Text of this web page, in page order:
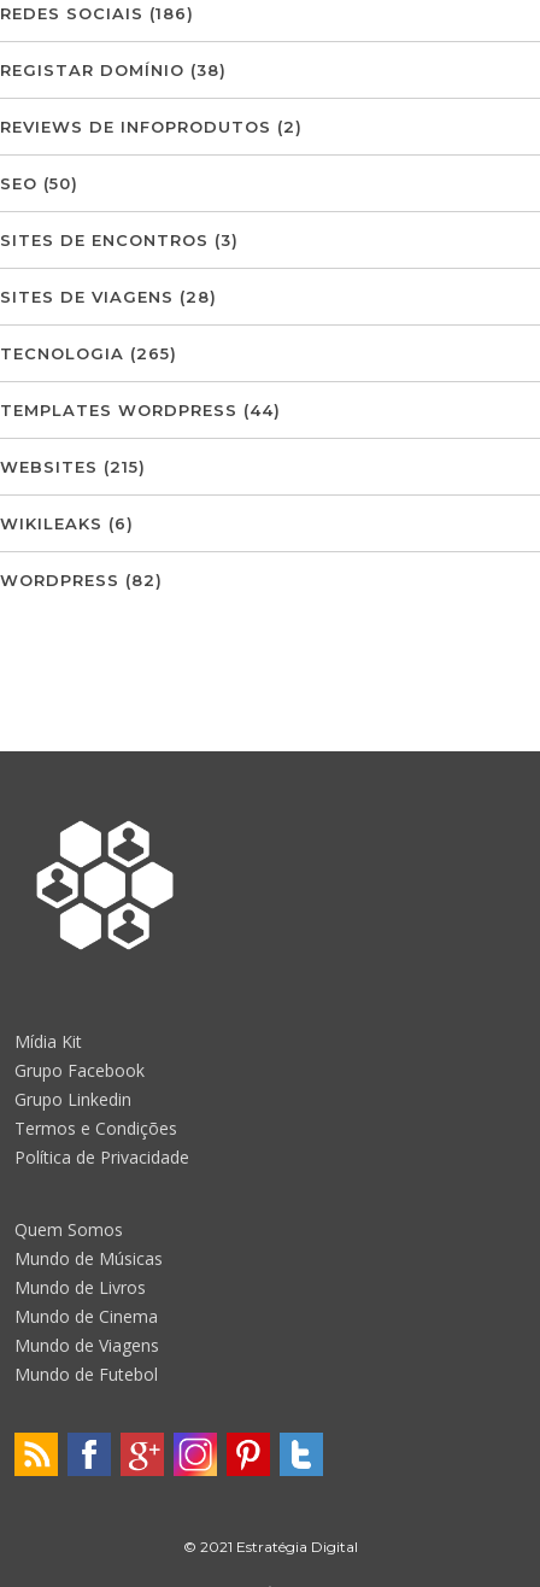
REDES SOCIAIS (186)
REGISTAR DOMÍNIO (38)
REVIEWS DE INFOPRODUTOS (2)
SEO (50)
SITES DE ENCONTROS (3)
SITES DE VIAGENS (28)
TECNOLOGIA (265)
TEMPLATES WORDPRESS (44)
WEBSITES (215)
WIKILEAKS (6)
WORDPRESS (82)
Mídia Kit
Grupo Facebook
Grupo Linkedin
Termos e Condições
Política de Privacidade
Quem Somos
Mundo de Músicas
Mundo de Livros
Mundo de Cinema
Mundo de Viagens
Mundo de Futebol
© 2021 Estratégia Digital